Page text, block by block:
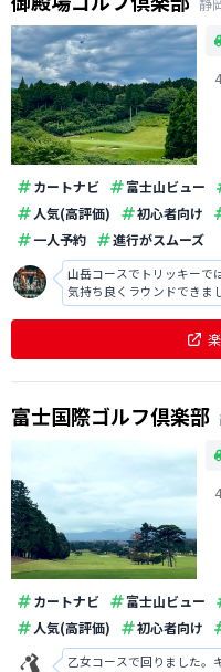
静
カートナビ 富士山ビュー
人気(高評価)
初心者向け
一人予約
進行がスムーズ
山岳コースでトリッキーで
気持ち良くラウンドできま
し、スタッフの方も丁寧な
富士国際ゴルフ倶楽部
4
カートナビ 富士山ビュー
人気(高評価)
初心者向け
乙女コースで回りました。